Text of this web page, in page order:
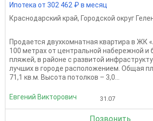
Ипотека от 302 462 ₽ в месяц
Краснодарский край, Городской округ
Продается двухкомнатная квартира в ЖК
100 метрах от центральной набережной и
пляжей, в районе с развитой
лучших в городе расположением. Общая
71,1 кв.м. Высота потолков – 3,0...
Евгений Викторович 31.07
Позвонить